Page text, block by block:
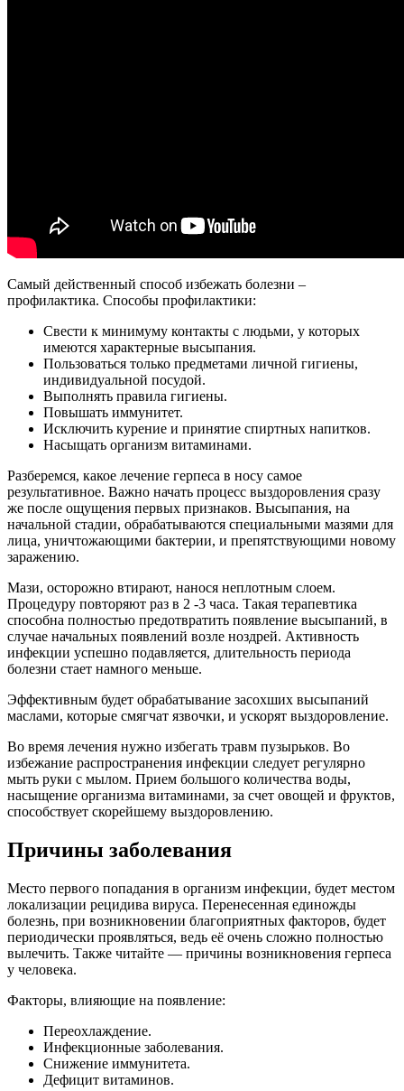
Самый действенный способ избежать болезни –
профилактика. Способы профилактики:
Свести к минимуму контакты с людьми, у которых
имеются характерные высыпания.
Пользоваться только предметами личной гигиены,
индивидуальной посудой.
Выполнять правила гигиены.
Повышать иммунитет.
Исключить курение и принятие спиртных напитков.
Насыщать организм витаминами.
Разберемся, какое лечение герпеса в носу самое
результативное. Важно начать процесс выздоровления сразу
же после ощущения первых признаков. Высыпания, на
начальной стадии, обрабатываются специальными мазями для
лица, уничтожающими бактерии, и препятствующими новому
заражению.
Мази, осторожно втирают, нанося неплотным слоем.
Процедуру повторяют раз в 2 -3 часа. Такая терапевтика
способна полностью предотвратить появление высыпаний, в
случае начальных появлений возле ноздрей. Активность
инфекции успешно подавляется, длительность периода
болезни стает намного меньше.
Эффективным будет обрабатывание засохших высыпаний
маслами, которые смягчат язвочки, и ускорят выздоровление.
Во время лечения нужно избегать травм пузырьков. Во
избежание распространения инфекции следует регулярно
мыть руки с мылом. Прием большого количества воды,
насыщение организма витаминами, за счет овощей и фруктов,
способствует скорейшему выздоровлению.
Причины заболевания
Место первого попадания в организм инфекции, будет местом
локализации рецидива вируса. Перенесенная единожды
болезнь, при возникновении благоприятных факторов, будет
периодически проявляться, ведь её очень сложно полностью
вылечить. Также читайте — причины возникновения герпеса
у человека.
Факторы, влияющие на появление:
Переохлаждение.
Инфекционные заболевания.
Снижение иммунитета.
Дефицит витаминов.